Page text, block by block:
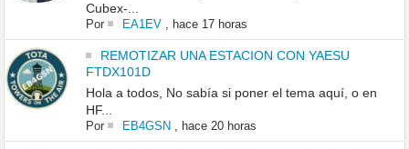
Cubex-...
Por EA1EV, hace 17 horas
REMOTIZAR UNA ESTACION CON YAESU
FTDX101D
Hola a todos, No sabía si poner el tema aquí, o en
HF...
Por EB4GSN , hace 20 horas